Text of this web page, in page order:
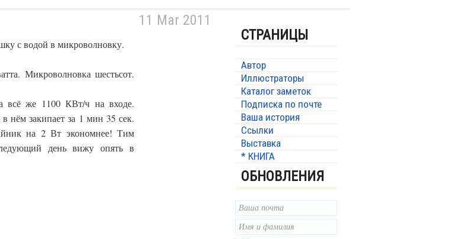
11 Mar 2011
с водой в микроволновку.
Микроволновка шестьсот.
всё же 1100 КВт/ч на входе.
нём закипает за 1 мин 35 сек.
на 2 Вт экономнее! Тим
день вижу опять в
СТРАНИЦЫ
Автор
Иллюстраторы
Каталог заметок
Подписка по почте
Ваша история
Ссылки
Выставка
* КНИГА
ОБНОВЛЕНИЯ